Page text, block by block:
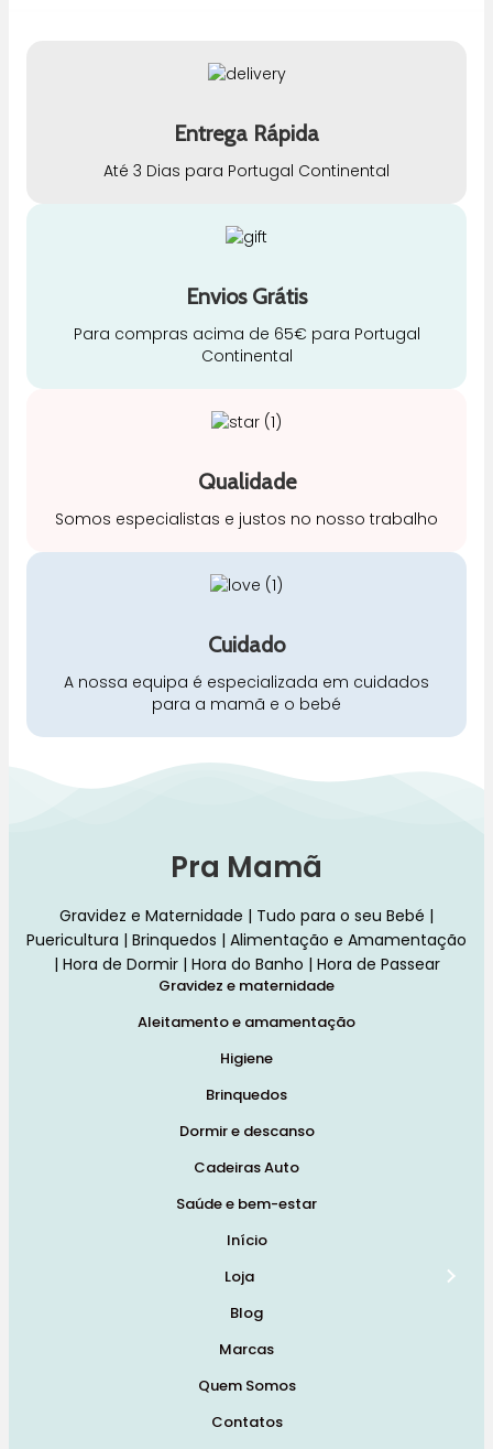
Entrega Rápida
Até 3 Dias para Portugal Continental
Envios Grátis
Para compras acima de 65€ para Portugal
Continental
Qualidade
Somos especialistas e justos no nosso trabalho
Cuidado
A nossa equipa é especializada em cuidados
para a mamã e o bebé
Pra Mamã
Gravidez e Maternidade | Tudo para o seu Bebé |
Puericultura | Brinquedos | Alimentação e Amamentação
| Hora de Dormir | Hora do Banho | Hora de Passear
Gravidez e maternidade
Aleitamento e amamentação
Higiene
Brinquedos
Dormir e descanso
Cadeiras Auto
Saúde e bem-estar
Início
Loja
Blog
Marcas
Quem Somos
Contatos